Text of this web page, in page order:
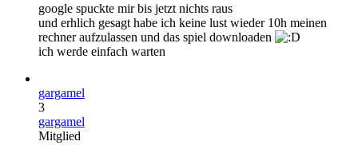
google spuckte mir bis jetzt nichts raus
und erhlich gesagt habe ich keine lust wieder 10h meinen
rechner aufzulassen und das spiel downloaden
ich werde einfach warten
gargamel
3
gargamel
Mitglied